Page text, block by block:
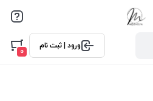
ورود | ثبت نام
0